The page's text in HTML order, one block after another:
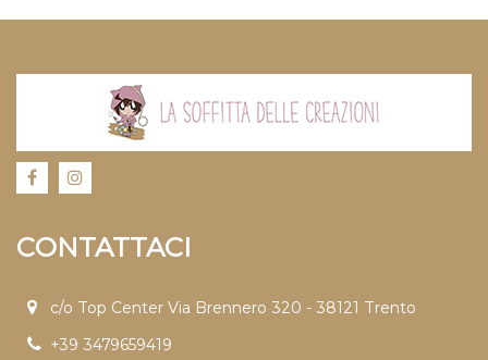
CONTATTACI
c/o Top Center Via Brennero 320 - 38121 Trento
+39 3479659419